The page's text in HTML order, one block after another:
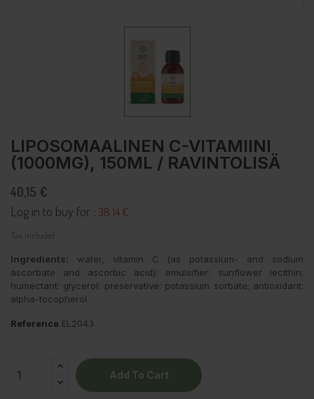
LIPOSOMAALINEN C-VITAMIINI
(1000MG), 150ML / RAVINTOLISÄ
40,15 €
Log in to buy for : 38.14 €
Tax included
Ingredients: water, vitamin C (as potassium- and sodium
ascorbate and ascorbic acid); emulsifier: sunflower lecithin;
humectant: glycerol; preservative: potassium sorbate; antioxidant:
alpha-tocopherol.
Reference EL2043
Add To Cart